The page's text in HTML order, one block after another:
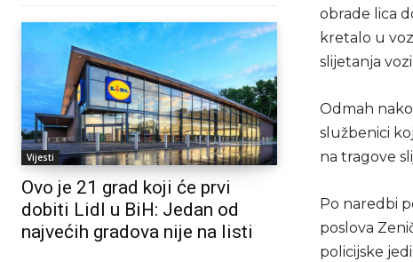
Vijesti
Ovo je 21 grad koji će prvi
dobiti Lidl u BiH: Jedan od
najvećih gradova nije na listi
obrade lica
kretalo u
slijetanja
Odmah
službenici
na tragove
Po naredbi
poslova
policijske